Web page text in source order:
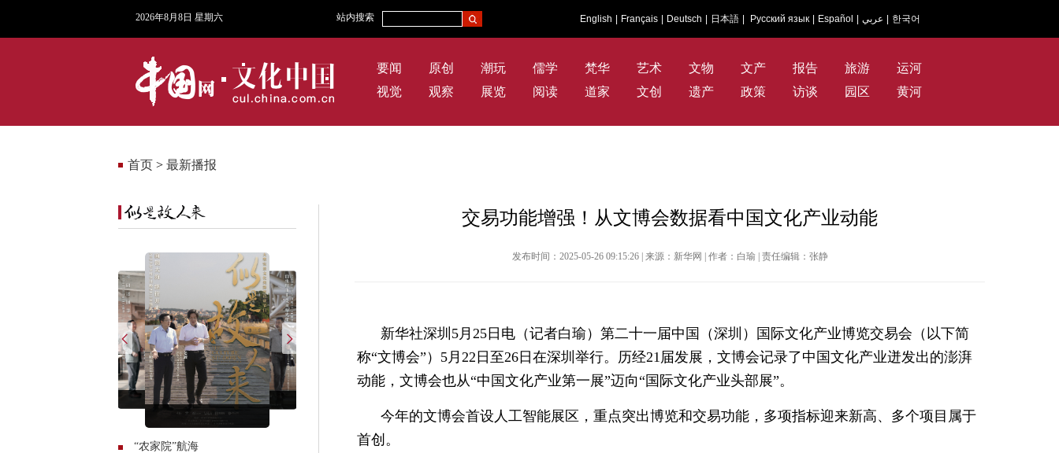
2026年8月8日 星期六 站内搜索 English Français Deutsch 日本語 Русский язык Español عربي 한국어
要闻 原创 潮玩 儒学 梵华 艺术 文物 文产 报告 旅游
运河
视觉
观察 展览 阅读 道家 文创 遗产 政策 访谈 园区 黄河
首页 > 最新播报
“农家院”航海
交易功能增强！从文博会数据看中国文化产业动能
发布时间：2025-05-26 09:15:26 | 来源：新华网 | 作者：白瑜 | 责任编辑：张静
新华社深圳5月25日电（记者白瑜）第二十一届中国（深圳）国际文化产业博览交易会（以下简
称“文博会”）5月22日至26日在深圳举行。历经21届发展，文博会记录了中国文化产业迸发出的澎湃
动能，文博会也从“中国文化产业第一展”迈向“国际文化产业头部展”。
今年的文博会首设人工智能展区，重点突出博览和交易功能，多项指标迎来新高、多个项目属于
首创。